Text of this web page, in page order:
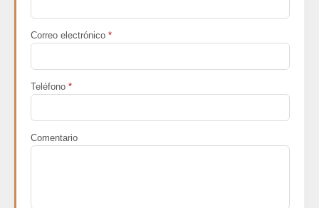
Correo electrónico *
Teléfono *
Comentario